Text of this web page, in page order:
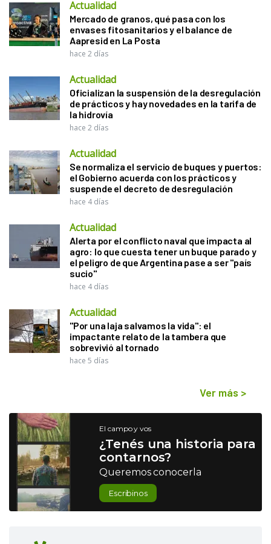
Actualidad
Mercado de granos, qué pasa con los
envases fitosanitarios y el balance de
Aapresid en La Posta
hace 2 días
Actualidad
Oficializan la suspensión de la desregulación
de prácticos y hay novedades en la tarifa de
la hidrovía
hace 2 días
Actualidad
Se normaliza el servicio de buques y puertos:
el Gobierno acuerda con los prácticos y
suspende el decreto de desregulación
hace 4 días
Actualidad
Alerta por el conflicto naval que impacta al
agro: lo que cuesta tener un buque parado y
el peligro de que Argentina pase a ser "país
sucio"
hace 4 días
Actualidad
"Por una laja salvamos la vida": el
impactante relato de la tambera que
sobrevivió al tornado
hace 5 días
Ver más >
El campo y vos
¿Tenés una historia para
contarnos?
Queremos conocerla
Escribinos